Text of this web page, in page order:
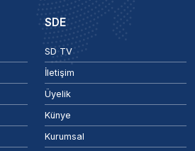
SDE
SD TV
İletişim
Üyelik
Künye
Kurumsal